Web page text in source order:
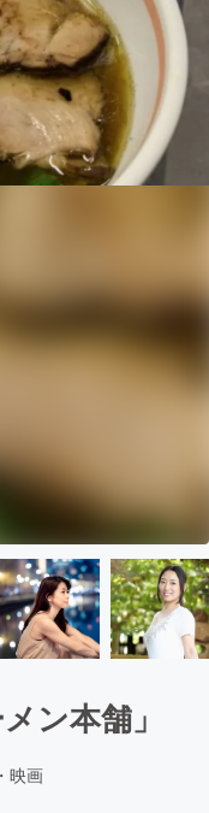
ン本舗」
映画